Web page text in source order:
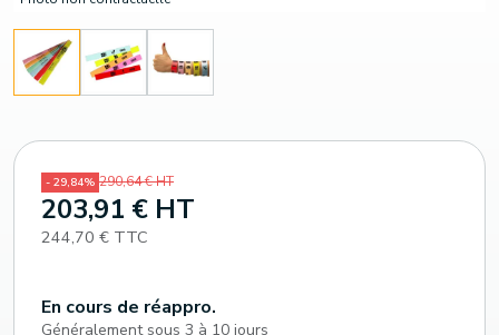
- 29,84% 290,64 € HT
203,91 € HT
244,70 € TTC
En cours de réappro.
Généralement sous 3 à 10 jours